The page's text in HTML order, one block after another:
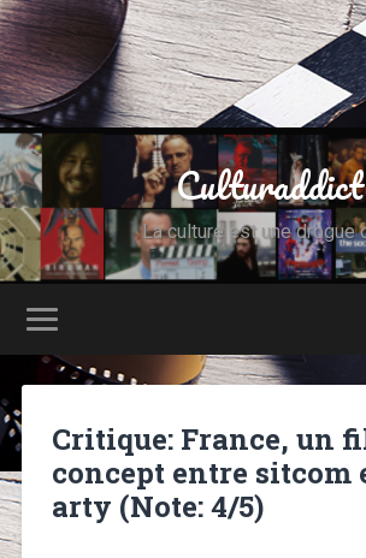
Culturaddict
La culture est une drogue
Critique: France, un
concept entre sitcom
arty (Note: 4/5)